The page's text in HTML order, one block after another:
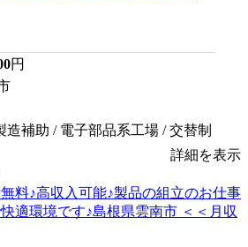
円
造補助 / 電子部品系工場 / 交替制
詳細を表示